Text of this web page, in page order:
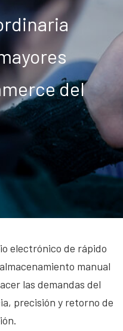
del
electrónico de rápido
manual
las demandas del
precisión y retorno de